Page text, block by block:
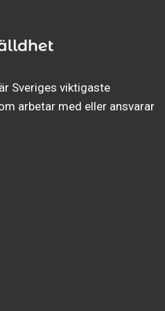
Sveriges viktigaste
arbetar med eller ansvarar